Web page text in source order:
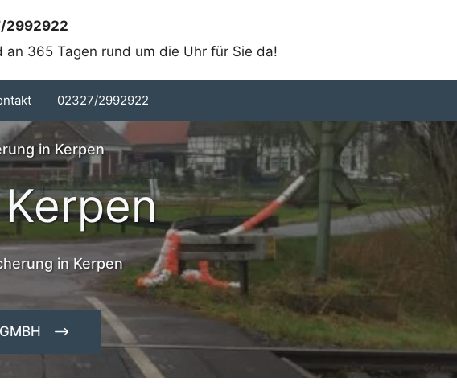
2992922
an 365 Tagen rund um die Uhr für Sie da!
02327/2992922
in Kerpen
in Kerpen